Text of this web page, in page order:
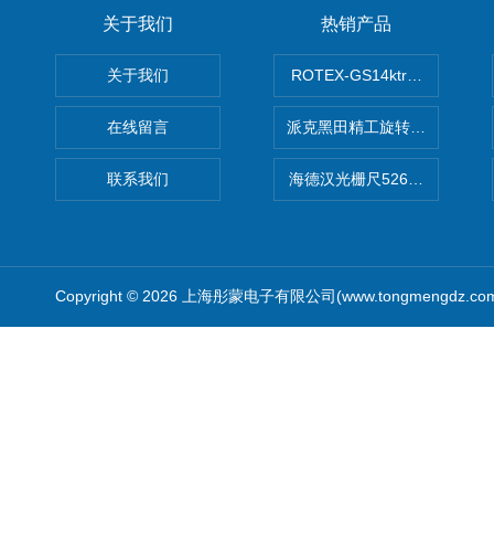
关于我们
关于我们
在线留言
联系我们
热销产品
ROTEX-GS14ktr梅花连轴器
派克黑田精工旋转气缸
海德汉光栅尺526974-09
Copyright © 2026 上海彤蒙电子有限公司